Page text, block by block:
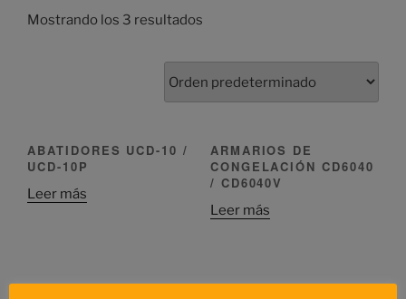
Mostrando los 3 resultados
ABATIDORES UCD-10 /
UCD-10P
Leer más
ARMARIOS DE
CONGELACIÓN CD6040
/ CD6040V
Leer más